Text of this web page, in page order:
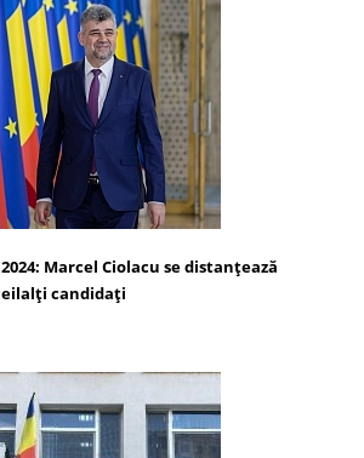
Marcel Ciolacu se distanțează
candidați